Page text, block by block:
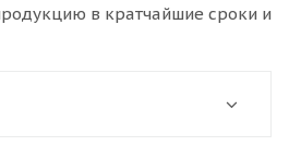
в кратчайшие сроки и